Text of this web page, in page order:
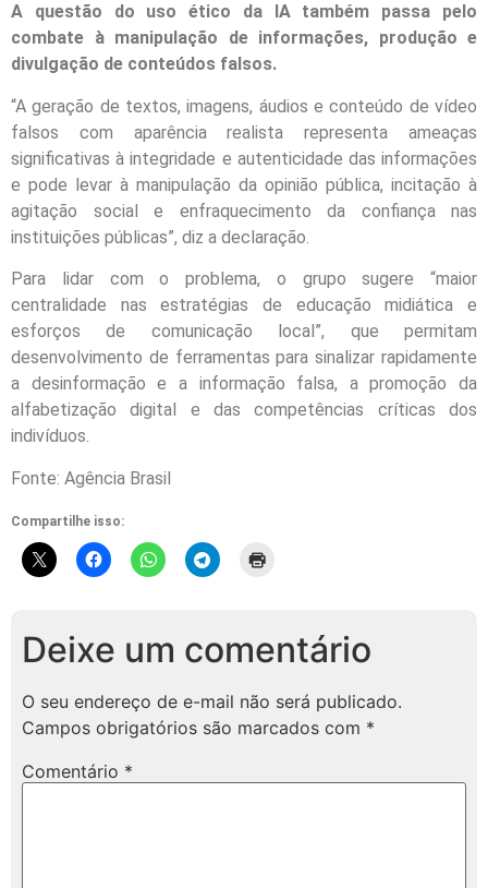
A questão do uso ético da IA também passa pelo
combate à manipulação de informações, produção e
divulgação de conteúdos falsos.
“A geração de textos, imagens, áudios e conteúdo de vídeo
falsos com aparência realista representa ameaças
significativas à integridade e autenticidade das informações
e pode levar à manipulação da opinião pública, incitação à
agitação social e enfraquecimento da confiança nas
instituições públicas”, diz a declaração.
Para lidar com o problema, o grupo sugere “maior
centralidade nas estratégias de educação midiática e
esforços de comunicação local”, que permitam
desenvolvimento de ferramentas para sinalizar rapidamente
a desinformação e a informação falsa, a promoção da
alfabetização digital e das competências críticas dos
indivíduos.
Fonte: Agência Brasil
Compartilhe isso:
Deixe um comentário
O seu endereço de e-mail não será publicado.
Campos obrigatórios são marcados com *
Comentário *